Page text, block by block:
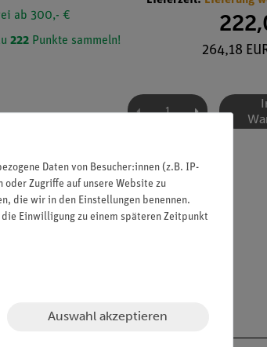
ab 300,- €
222 Punkte sammeln!
264,18
Daten von Besucher:innen (z.B. IP-
Zugriffe auf unsere Website zu
die wir in den Einstellungen benennen.
Einwilligung zu einem späteren Zeitpunkt
Auswahl akzeptieren